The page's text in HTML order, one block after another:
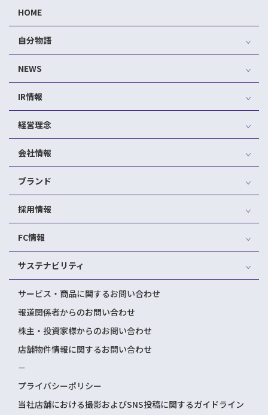
HOME
自分物語
NEWS
IR情報
経営理念
会社情報
ブランド
採用情報
FC情報
サステナビリティ
サービス・商品に関するお問い合わせ
報道関係者からのお問い合わせ
株主・投資家様からのお問い合わせ
店舗物件情報に関するお問い合わせ
－
プライバシーポリシー
当社店舗における撮影およびSNS投稿に関するガイドライン